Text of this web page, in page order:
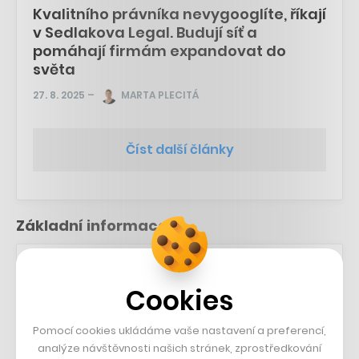
Kvalitního právníka nevygooglíte, říkají
v Sedlakova Legal. Budují síť a
pomáhají firmám expandovat do
světa
27. 8. 2025 – MARTA PLECITÁ
Číst další články
Základní informace
Brno (Česko)
Cookies
Pomocí cookies ukládáme vaše nastavení a preferencí,
analýze návštěvnosti našich stránek, zprostředkování